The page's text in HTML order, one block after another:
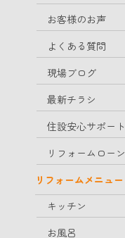
お客様のお声
よくある質問
現場ブログ
最新チラシ
住設安心サポート
リフォームローン
リフォームメニュー
キッチン
お風呂